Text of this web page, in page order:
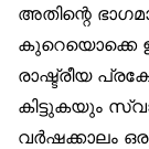
അതിന്റെ
കുറെയൊക്കെ
രാഷ്ട്രീയ
കിട്ടുകയും
വർഷക്കാലം ഒരു